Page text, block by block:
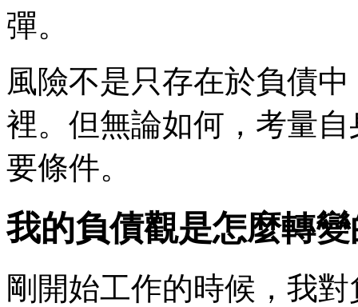
彈。
風險不是只存在於負債
裡。但無論如何，考量
要條件。
我的負債觀是怎麼轉
剛開始工作的時候，我